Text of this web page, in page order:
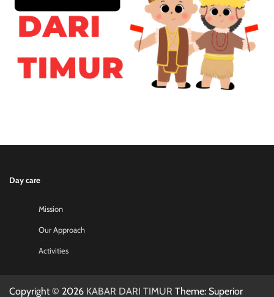
Day care
Mission
Our Approach
Activities
Copyright © 2026 KABAR DARI TIMUR Theme: Superior